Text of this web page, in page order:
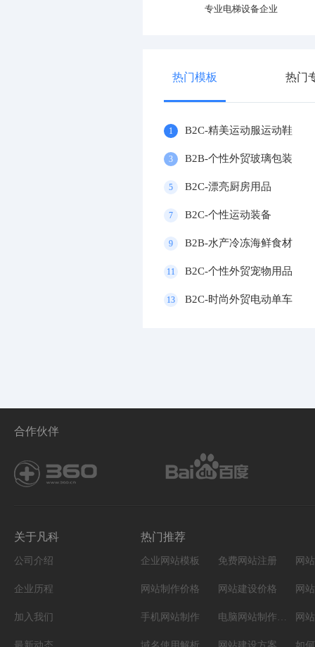
专业直播传媒企业
热门模板 热门
1 B2C-精美运动服运动鞋
3 B2B-个性外贸玻璃包装
5 B2C-漂亮厨房用品
7 B2C-个性运动装备
9 B2B-水产冷冻海鲜食材
11 B2C-个性外贸宠物用品
13 B2C-时尚外贸电动单车
合作伙伴
关于凡科
公司介绍
企业历程
加入我们
热门推荐
企业网站模板 免费网站注册 网
网站制作价格 网站建设价格 网
手机网站制作 电脑网站制作设计 网